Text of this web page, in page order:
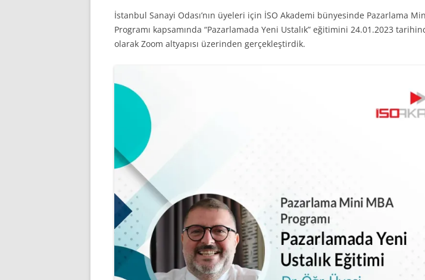
İstanbul Sanayi Odası’nın üyeleri için İSO Akademi bünyesinde Pazarlama
Programı kapsamında “Pazarlamada Yeni Ustalık” eğitimini 24.01.2023
olarak Zoom altyapısı üzerinden gerçekleştirdik.